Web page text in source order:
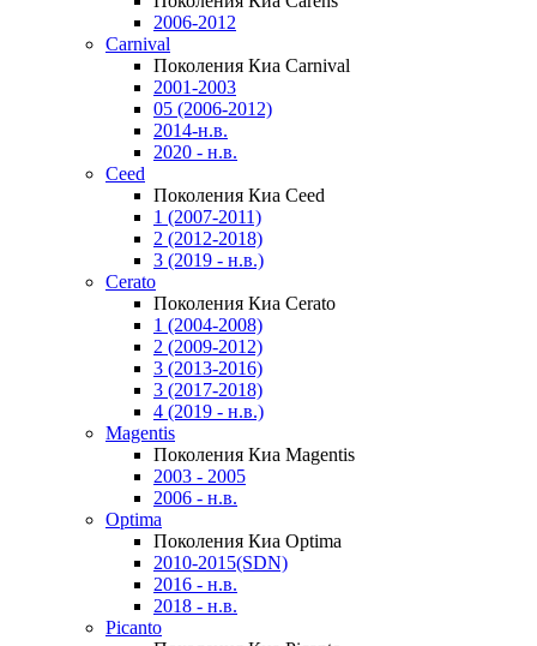
2006-2012
Carnival
Поколения Киа Carnival
2001-2003
05 (2006-2012)
2014-н.в.
2020 - н.в.
Ceed
Поколения Киа Ceed
1 (2007-2011)
2 (2012-2018)
3 (2019 - н.в.)
Cerato
Поколения Киа Cerato
1 (2004-2008)
2 (2009-2012)
3 (2013-2016)
3 (2017-2018)
4 (2019 - н.в.)
Magentis
Поколения Киа Magentis
2003 - 2005
2006 - н.в.
Optima
Поколения Киа Optima
2010-2015(SDN)
2016 - н.в.
2018 - н.в.
Picanto